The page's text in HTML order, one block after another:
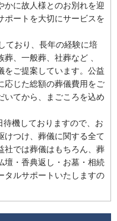
かに故人様とのお別れを迎
ポートを大切にサービスを
ており、長年の経験に培
、一般葬、社葬など 、
をご提案しています。公益
応じた総額の葬儀費用をご
いてから、まごころを込め
機しておりますので、お
けつけ、葬儀に関する全て
社では葬儀はもちろん、葬
壇・香典返し・お墓・相続
タルサポートいたしますの